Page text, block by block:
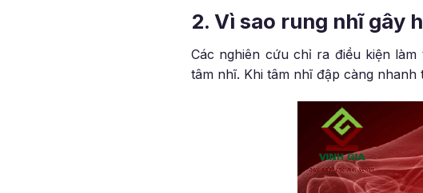
2. Vì sao rung nhĩ gây
Các nghiên cứu chỉ ra điều kiện
tâm nhĩ. Khi tâm nhĩ đập càng